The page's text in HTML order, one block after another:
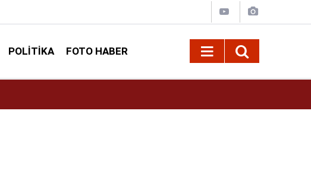
POLITIKA FOTO HABER